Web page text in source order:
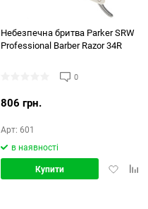
Небезпечна бритва Parker SRW
Professional Barber Razor 34R
0
806 грн.
Арт: 601
в наявності
Додати
Купити